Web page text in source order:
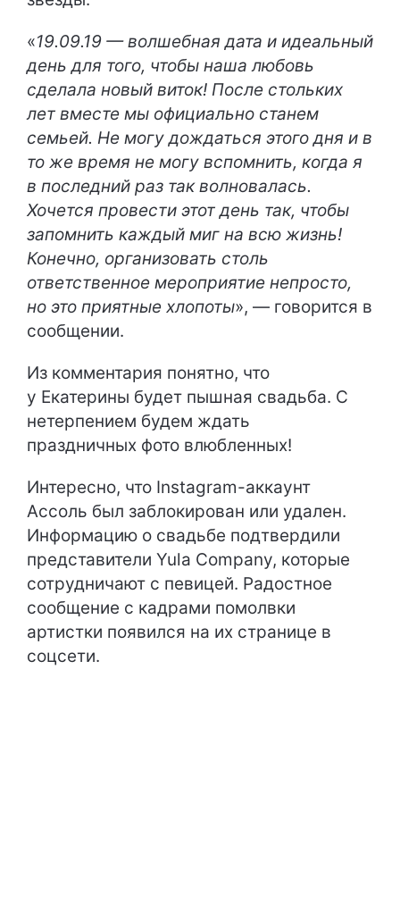
«19.09.19 — волшебная дата и идеальный
день для того, чтобы наша любовь
сделала новый виток! После стольких
лет вместе мы официально станем
семьей. Не могу дождаться этого дня и в
то же время не могу вспомнить, когда я
в последний раз так волновалась.
Хочется провести этот день так, чтобы
запомнить каждый миг на всю жизнь!
Конечно, организовать столь
ответственное мероприятие непросто,
но это приятные хлопоты», — говорится в
сообщении.
Из комментария понятно, что
у Екатерины будет пышная свадьба. С
нетерпением будем ждать
праздничных фото влюбленных!
Интересно, что Instagram-аккаунт
Ассоль был заблокирован или удален.
Информацию о свадьбе подтвердили
представители Yula Company, которые
сотрудничают с певицей. Радостное
сообщение с кадрами помолвки
артистки появился на их странице в
соцсети.